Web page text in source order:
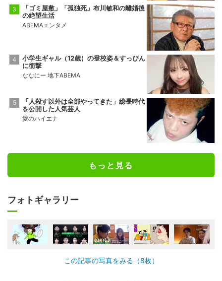
「ゴミ屋敷」「孤独死」布川敏和の離婚後
の絶望生活
ABEMAエンタメ
小学生ギャル（12歳）の登校姿＆すっぴん
に衝撃
ななにー 地下ABEMA
「人殺す以外は全部やってきた」総長時代
を公開した人気芸人
愛のハイエナ
もっと見る
フォトギャラリー
この記事の写真をみる（8枚）